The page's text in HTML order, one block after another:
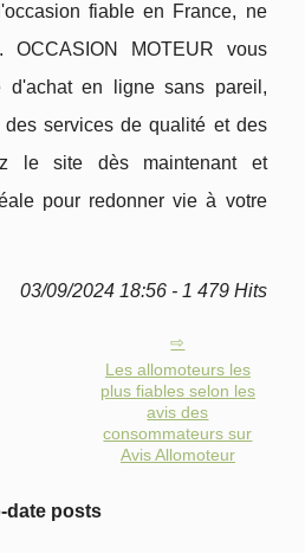
fiable en France, ne
MOTEUR vous
d'achat en ligne sans pareil,
services de qualité et des
le site dès maintenant et
pour redonner vie à votre
03/09/2024 18:56 - 1 479 Hits
Les allomoteurs les
plus fiables selon les
avis des
consommateurs sur
Avis Allomoteur
date posts